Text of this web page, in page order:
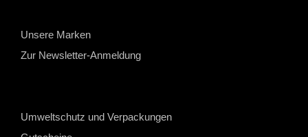
Unsere Marken
Zur Newsletter-Anmeldung
Umweltschutz und Verpackungen